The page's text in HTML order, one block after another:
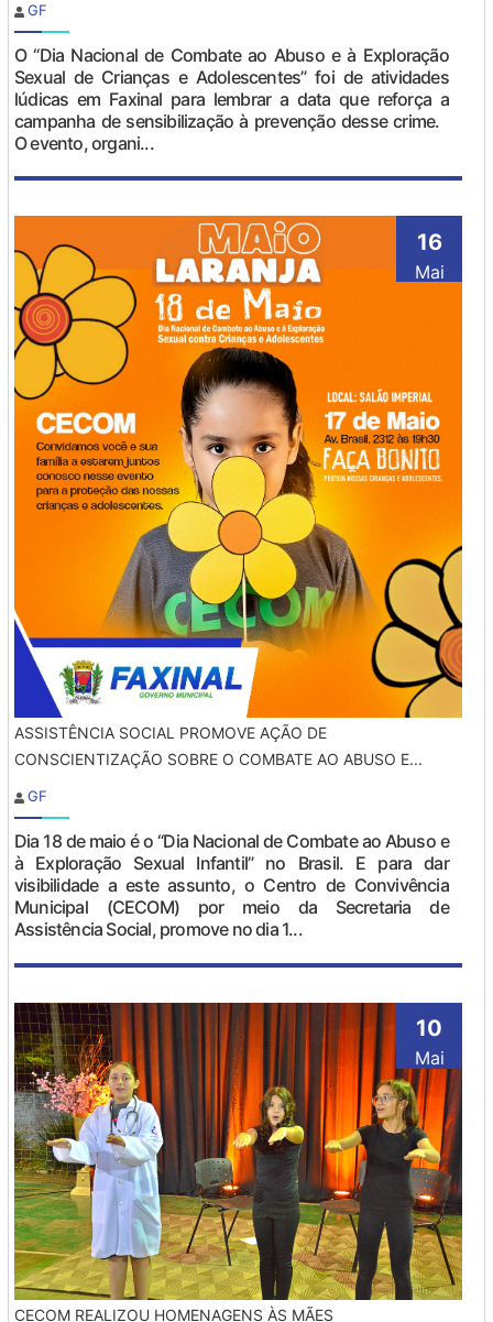
GF
O “Dia Nacional de Combate ao Abuso e à Exploração
Sexual de Crianças e Adolescentes” foi de atividades
lúdicas em Faxinal para lembrar a data que reforça a
campanha de sensibilização à prevenção desse crime.
O evento, organi...
16
Mai
ASSISTÊNCIA SOCIAL PROMOVE AÇÃO DE
CONSCIENTIZAÇÃO SOBRE O COMBATE AO ABUSO E...
GF
Dia 18 de maio é o “Dia Nacional de Combate ao Abuso e
à Exploração Sexual Infantil” no Brasil. E para dar
visibilidade a este assunto, o Centro de Convivência
Municipal (CECOM) por meio da Secretaria de
Assistência Social, promove no dia 1...
10
Mai
CECOM REALIZOU HOMENAGENS ÀS MÃES